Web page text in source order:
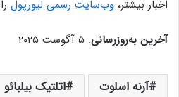
اخبار بیشتر، وب‌سایت رسمی لیورپول
آخرین به‌روزرسانی: ۵ آگوست ۲۰۲۵
آرنه اسلوت اتلتیک بیلبائو